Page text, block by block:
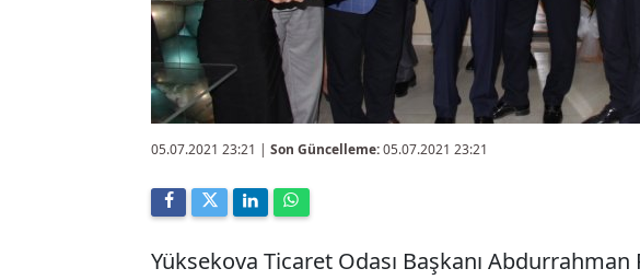
05.07.2021 23:21 | Son Güncelleme:05.07.2021 23:21
Yüksekova Ticaret Odası Başkanı Abdurrahman